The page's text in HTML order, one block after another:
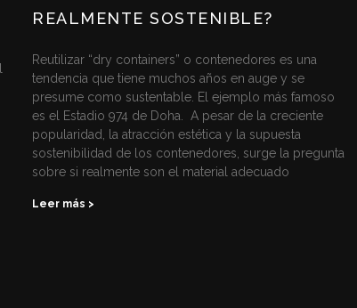
REALMENTE SOSTENIBLE?
Reutilizar “dry containers” o contenedores es una
tendencia que tiene muchos años en auge y se
presume como sustentable. El ejemplo más famoso
es el Estadio 974 de Doha. A pesar de la creciente
popularidad, la atracción estética y la supuesta
sostenibilidad de los contenedores, surge la pregunta
sobre si realmente son el material adecuado
Leer más >